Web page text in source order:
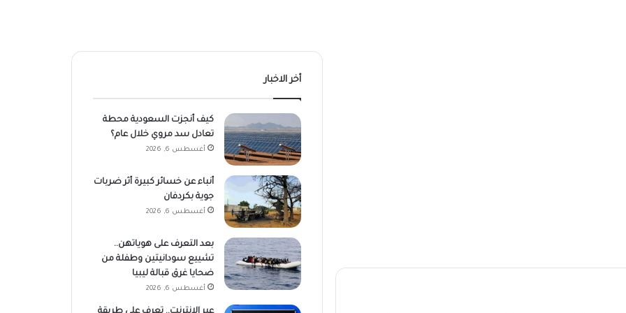
أخر الاخبار
كيف أنجزت السعودية محطة
تعادل سد مروي خلال عام؟
أغسطس 6, 2026
أنباء عن خسائر كبيرة أثر ضربات
جوية بكردفان
أغسطس 6, 2026
بعد التعرف على هوياتهن..
تشييع سودانيتين وطفلة من
ضحايا غرق قبالة ليبيا
أغسطس 6, 2026